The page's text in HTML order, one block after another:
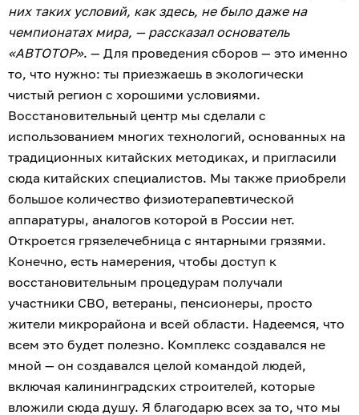
них таких условий, как здесь, не было даже на
чемпионатах мира, — рассказал основатель
«АВТОТОР». — Для проведения сборов — это именно
то, что нужно: ты приезжаешь в экологически
чистый регион с хорошими условиями.
Восстановительный центр мы сделали с
использованием многих технологий, основанных на
традиционных китайских методиках, и пригласили
сюда китайских специалистов. Мы также приобрели
большое количество физиотерапевтической
аппаратуры, аналогов которой в России нет.
Откроется грязелечебница с янтарными грязями.
Конечно, есть намерения, чтобы доступ к
восстановительным процедурам получали
участники СВО, ветераны, пенсионеры, просто
жители микрорайона и всей области. Надеемся, что
всем это будет полезно. Комплекс создавался не
мной — он создавался целой командой людей,
включая калининградских строителей, которые
вложили сюда душу. Я благодарю всех за то, что мы